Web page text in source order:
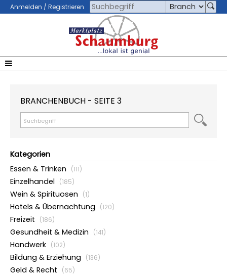
Anmelden / Registrieren
BRANCHENBUCH - SEITE 3
Kategorien
Essen & Trinken
(111)
Einzelhandel (185)
Wein & Spirituosen (1)
Hotels & Übernachtung (120)
Freizeit (186)
Gesundheit & Medizin (141)
Handwerk (102)
Bildung & Erziehung (136)
Geld & Recht (65)